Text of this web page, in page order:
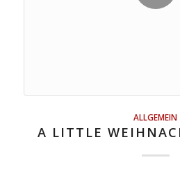
ALLGEMEIN
A LITTLE